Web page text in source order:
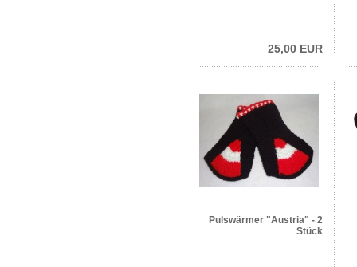
25,00 EUR
Pulswärmer "Austria" - 2
Stück